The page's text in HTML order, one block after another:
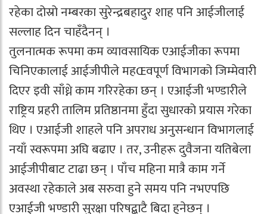
रहेका दोस्रो नम्बरका सुरेन्द्रबहादुर शाह पनि आईजीलाई
सल्लाह दिन चाहँदैनन् ।
तुलनात्मक रूपमा कम व्यावसायिक एआईजीका रूपमा
चिनिएकालाई आईजीपीले महŒवपूर्ण विभागको जिम्मेवारी
दिएर इवी साँध्ने काम गरिरहेका छन् । एआईजी भण्डारीले
राष्ट्रिय प्रहरी तालिम प्रतिष्ठानमा हुँदा सुधारको प्रयास गरेका
थिए । एआईजी शाहले पनि अपराध अनुसन्धान विभागलाई
नयाँ स्वरूपमा अघि बढाए । तर, उनीहरू दुवैजना यतिबेला
आईजीपीबाट टाढा छन् । पाँच महिना मात्रै काम गर्ने
अवस्था रहेकाले अब सरुवा हुने समय पनि नभएपछि
एआईजी भण्डारी सुरक्षा परिषद्बाटै बिदा हुनेछन् ।